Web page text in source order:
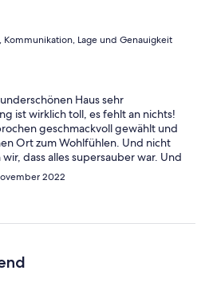
Lage und Genauigkeit
Haus sehr
ist wirklich toll, es fehlt an nichts!
geschmackvoll gewählt und
Ort zum Wohlfühlen. Und nicht
dass alles supersauber war. Und
keine Lust auf Unternehmungen
2022